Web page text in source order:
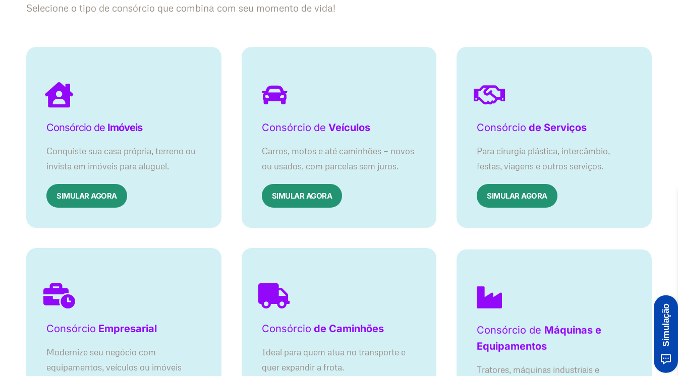
Selecione o tipo de consórcio que combina com seu momento de vida!
Consórcio de Imóveis
Conquiste sua casa própria, terreno ou
invista em imóveis para aluguel.
SIMULAR AGORA​
Consórcio de Veículos
Carros, motos e até caminhões — novos
ou usados, com parcelas sem juros.
SIMULAR AGORA
Consórcio de Serviços
Para cirurgia plástica, intercâmbio,
festas, viagens e outros serviços.
SIMULAR AGORA
Consórcio Empresarial
Modernize seu negócio com
equipamentos, veículos ou imóveis
Consórcio de Caminhões
Ideal para quem atua no transporte e
quer expandir a frota.
Consórcio de Máquinas e
Equipamentos
Tratores, máquinas industriais e
Simulação